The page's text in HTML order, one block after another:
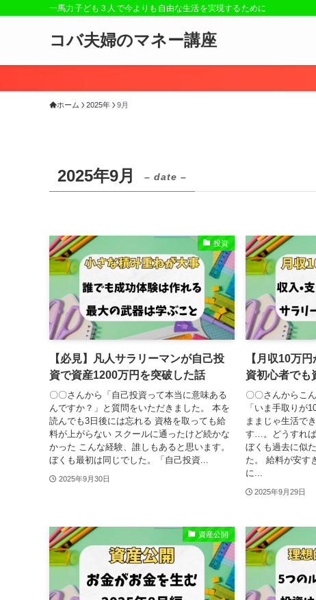
一馬力子ども３人で今よりも自由な生活を実現するために
コバ夫婦のマネー講座
ホーム 2025年 9月
2025年9月 – date –
投資
【必見】凡人サラリーマンが自己投
資で資産1200万円を突破した話
〇〇さんから「自己投資って本当に意味ある
んですか？」と質問をいただきました。 本を
読んでも3日後には忘れる 資格を取っても給
料が上がらない スクールに通ったけど続かな
かった こんな経験、誰しもあると思います。
ぼくも最初は同じでした。「自己投資...
2025年9月30日
【月収10万
資初心者でも
〇〇さんからこ
「いま手取りが
ままじゃ生活で
す…。どうすれば
ぼくも過去に似
た。 給料が安す
に...
2025年9月29日
資産公開